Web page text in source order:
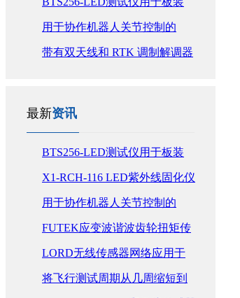
LED 的光通量和色度测量
用于协作机器人关节控制的
FUTEK扭矩传感器
带有双天线和 RTK 调制解调器
最新资讯
BTS256-LED测试仪用于板装
LED 的光通量和色度测量
X1-RCH-116 LED紫外线固化仪
用于UV LED固化设备的辐照度
测量
用于协作机器人关节控制的
FUTEK扭矩传感器
FUTEK应变波谐波齿轮扭矩传
感器在机械臂应用实例
LORD无线传感器网络应用于
气候条件的精确测量
将飞行测试周期从几周缩短到